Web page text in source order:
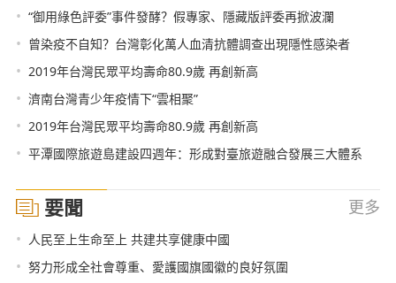
• “御用綠色評委”事件發酵？假專家、隱藏版評委再掀波瀾
• 曾染疫不自知？台灣彰化萬人血清抗體調查出現隱性感染者
• 2019年台灣民眾平均壽命80.9歲 再創新高
• 濟南台灣青少年疫情下“雲相聚”
• 2019年台灣民眾平均壽命80.9歲 再創新高
• 平潭國際旅遊島建設四週年：形成對臺旅遊融合發展三大體系
要聞 更多
• 人民至上生命至上 共建共享健康中國
• 努力形成全社會尊重、愛護國旗國徽的良好氛圍